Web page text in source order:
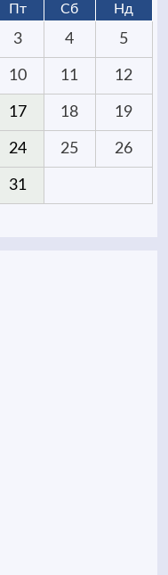
Пт Сб Нд
3 4 5
10 11 12
17 18 19
24 25 26
31